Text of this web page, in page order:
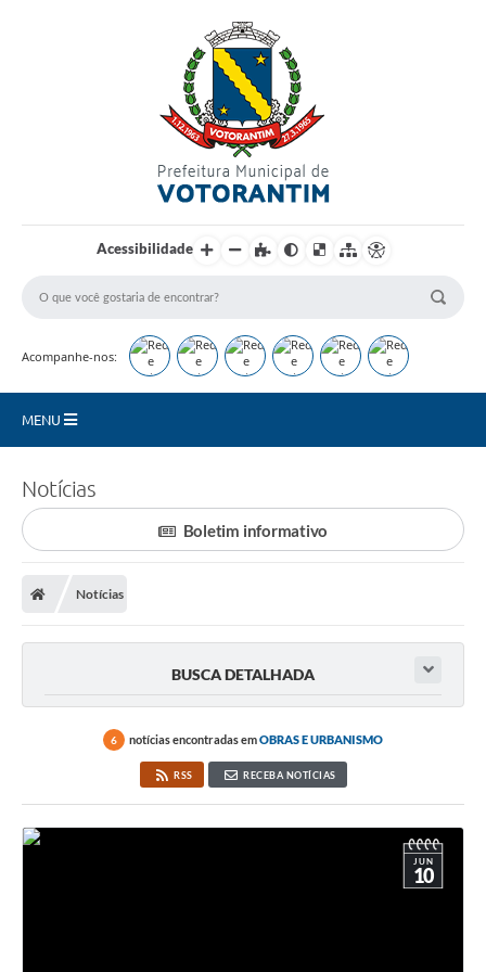
Acessibilidade
Acompanhe-nos:
MENU
Finanças
Carta de Serviços
Vagas PAT
Perguntas e Respostas Frequentes
Empreendedor
Pesquisa Dificuldades no Licenciamento de Empresas
Notícias
Boletim informativo
Notícias
BUSCA DETALHADA
6 notícias encontradas emOBRAS E URBANISMO
RSS RECEBA NOTÍCIAS
JUN
10